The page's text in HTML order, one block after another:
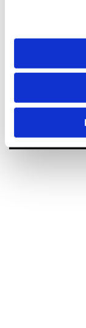
Du vil